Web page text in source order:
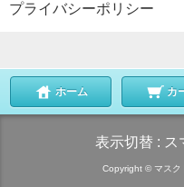
プライバシーポリシー
ホーム カ
表示切替 : ス
Copyright © マスク